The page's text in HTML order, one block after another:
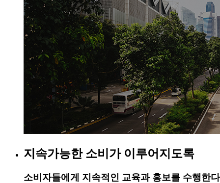
지속가능한 소비가 이루어지도록
소비자들에게 지속적인 교육과 홍보를 수행한